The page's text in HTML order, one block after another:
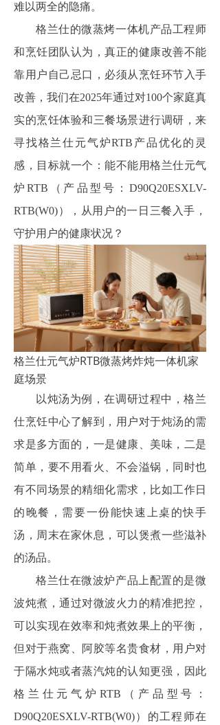
难以两全的隐痛。
格兰仕的微蒸烤一体机产品工程师
和烹饪团队认为，真正的健康改善不能
靠用户自己忌口，必须从烹饪环节入手
改善，我们在2025年通过对100个家庭真
实的烹饪体验和三餐场景进行调研，来
寻找格兰仕元气炉RTB产品优化的灵
感，目标就一个：能不能用格兰仕元气
炉RTB（产品型号：D90Q20ESXLV-
RTB(W0)），从用户的一日三餐入手，
守护用户的健康状况？
格兰仕元气炉RTB微蒸烤炸炖一体机家
庭场景
以炖汤为例，在调研过程中，格兰
仕烹饪中心了解到，用户对于炖汤的需
求是多方面的，一是健康、美味，二是
简单，要不用看火、不会溢锅，同时也
有不同场景的精细化需求，比如工作日
的晚餐，需要一份能快速上桌的快手
汤，周末在家休息，可以煲煮一些滋补
的汤品。
格兰仕在微波炉产品上配置的是微
波炖煮，通过对微波火力的精准把控，
可以实现在效率和炖煮效果上的平衡，
但对于燕窝、阿胶等名贵食材，用户对
于隔水炖或者蒸汽炖的认知更强，因此
格兰仕元气炉RTB（产品型号：
D90Q20ESXLV-RTB(W0)）的工程师在